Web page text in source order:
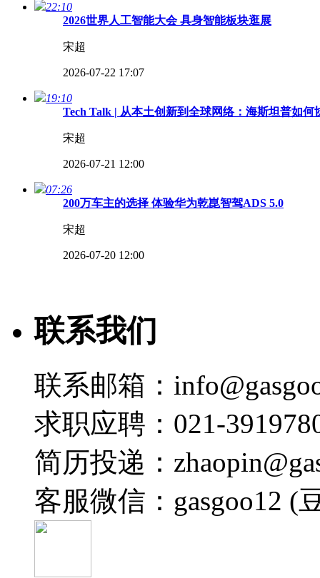
22:10
2026世界人工智能大会 具身智能板块逛展
宋超
2026-07-22 17:07
19:10
Tech Talk | 从本土创新到全球网络：海斯坦普如
宋超
2026-07-21 12:00
07:26
200万车主的选择 体验华为乾崑智驾ADS 5.0
宋超
2026-07-20 12:00
宋超
2026-07-13 11:49
07:09
Tech Talk | 从存储到MCU：兆易创新如何赋能汽
宋超
2026-07-10 16:46
09:50
Tech Talk | 芯片集成、系统降本与高安全的稳健
宋超
联系我们
联系邮箱：
求职应聘：021-
简历投递：
客服微信：gasgoo12 (